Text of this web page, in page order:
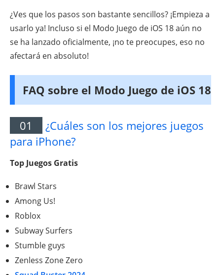
¿Ves que los pasos son bastante sencillos? ¡Empieza a
usarlo ya! Incluso si el Modo Juego de iOS 18 aún no
se ha lanzado oficialmente, ¡no te preocupes, eso no
afectará en absoluto!
FAQ sobre el Modo Juego de iOS 18
01
¿Cuáles son los mejores juegos
para iPhone?
Top Juegos Gratis
Brawl Stars
Among Us!
Roblox
Subway Surfers
Stumble guys
Zenless Zone Zero